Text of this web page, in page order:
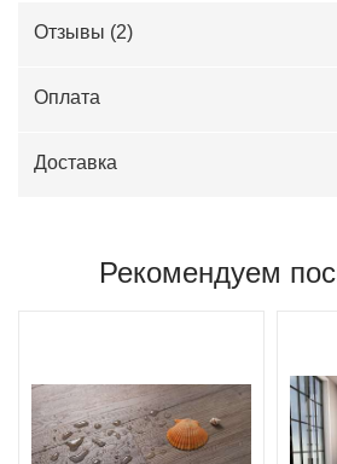
Отзывы (2)
Оплата
Доставка
Рекомендуем